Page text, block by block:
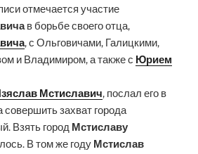
отмечается участие
в борьбе своего отца,
, с Ольговичами, Галицкими,
и Владимиром, а также с Юрием
Мстиславич, послал его в
совершить захват города
Взять город Мстиславу
В том же году Мстислав